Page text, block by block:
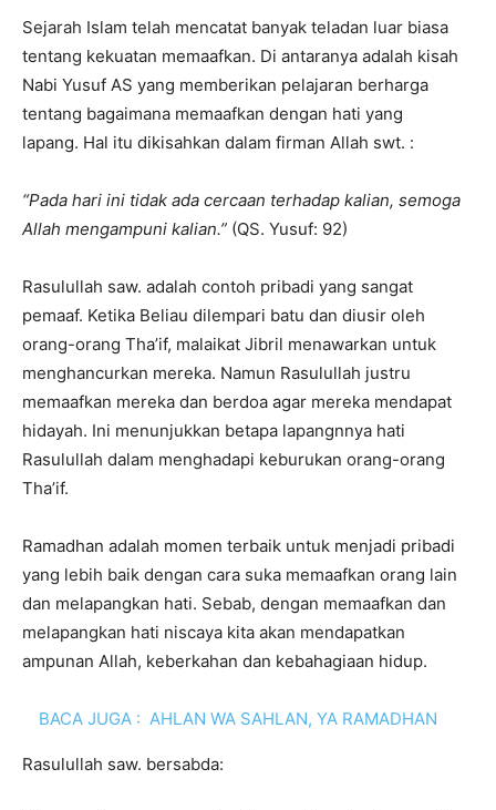
Sejarah Islam telah mencatat banyak teladan luar biasa
tentang kekuatan memaafkan. Di antaranya adalah kisah
Nabi Yusuf AS yang memberikan pelajaran berharga
tentang bagaimana memaafkan dengan hati yang
lapang. Hal itu dikisahkan dalam firman Allah swt. :
“Pada hari ini tidak ada cercaan terhadap kalian, semoga
Allah mengampuni kalian.” (QS. Yusuf: 92)
Rasulullah saw. adalah contoh pribadi yang sangat
pemaaf. Ketika Beliau dilempari batu dan diusir oleh
orang-orang Tha’if, malaikat Jibril menawarkan untuk
menghancurkan mereka. Namun Rasulullah justru
memaafkan mereka dan berdoa agar mereka mendapat
hidayah. Ini menunjukkan betapa lapangnnya hati
Rasulullah dalam menghadapi keburukan orang-orang
Tha’if.
Ramadhan adalah momen terbaik untuk menjadi pribadi
yang lebih baik dengan cara suka memaafkan orang lain
dan melapangkan hati. Sebab, dengan memaafkan dan
melapangkan hati niscaya kita akan mendapatkan
ampunan Allah, keberkahan dan kebahagiaan hidup.
BACA JUGA : AHLAN WA SAHLAN, YA RAMADHAN
Rasulullah saw. bersabda: